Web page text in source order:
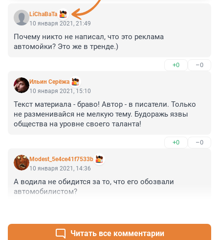
LiChaBaTa
10 января 2021, 21:49
Почему никто не написал, что это реклама
автомойки? Это же в тренде.)
+0 –0
Ильин Серёжа
10 января 2021, 15:10
Текст материала - браво! Автор - в писатели. Только
не разменивайся не мелкую тему. Будоражь язвы
общества на уровне своего таланта!
+0 –0
Modest_5e4ce41f7533b
10 января 2021, 14:36
А водила не обидится за то, что его обозвали
автомобилистом?
Читать все комментарии